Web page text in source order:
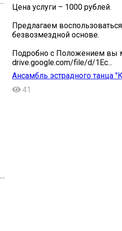
Цена услуги – 1000 рублей.
Предлагаем
безвозмездной основе.
Подробно с Положением вы
drive.google.com/file/d/1Ec...
Ансамбль эстрадного танца
41